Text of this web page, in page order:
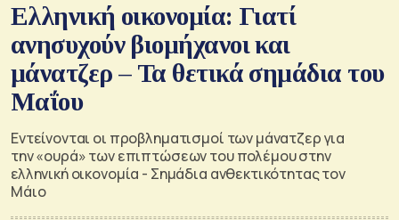
Ελληνική οικονομία: Γιατί
ανησυχούν βιομήχανοι και
μάνατζερ – Τα θετικά σημάδια του
Μαΐου
Εντείνονται οι προβληματισμοί των μάνατζερ για
την «ουρά» των επιπτώσεων του πολέμου στην
ελληνική οικονομία - Σημάδια ανθεκτικότητας τον
Μάιο